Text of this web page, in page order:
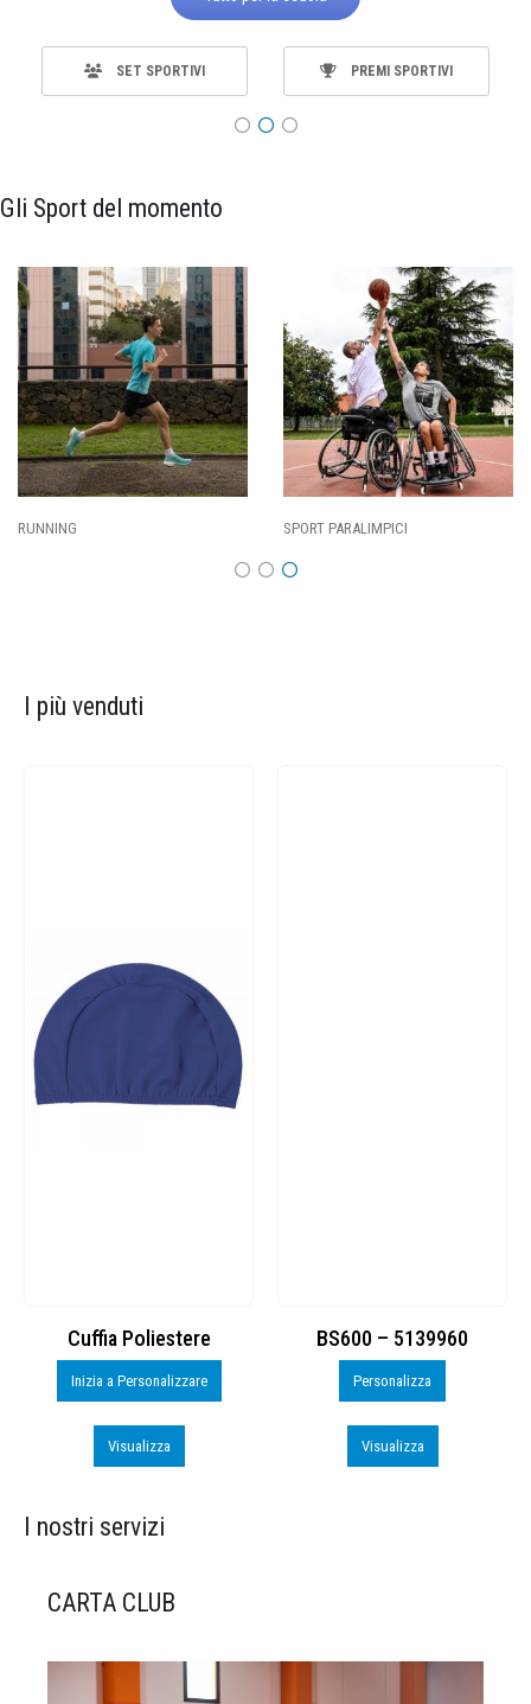
SET SPORTIVI PREMI SPORTIVI
Gli Sport del momento
SPORT PARALIMPICI CALCIO
I più venduti
Cuffia Poliestere
Inizia a Personalizzare
Visualizza
BS600 – 5139960
Personalizza
Visualizza
I nostri servizi
CARTA CLUB